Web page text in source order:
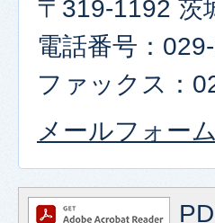
〒319-1192 茨
電話番号：
ファックス：
メールフォー